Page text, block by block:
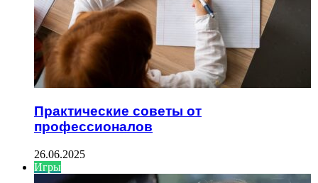
Практические советы от
профессионалов
26.06.2025
Игры